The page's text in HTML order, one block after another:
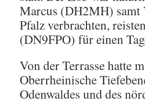
Marcus (DH2MH) samt
Pfalz verbrachten,
(DN9FPO) für einen
Von der Terrasse hatte
Oberrheinische
Odenwaldes und des